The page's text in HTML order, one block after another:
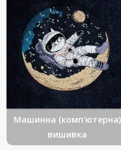
Машинна (комп'ютерна)
вишивка